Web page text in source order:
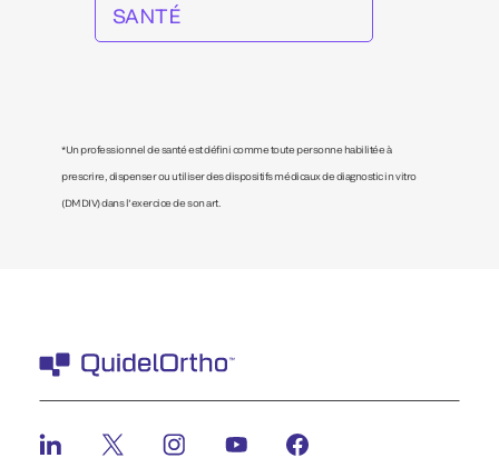
SANTÉ
*Un professionnel de santé est défini comme toute personne habilitée à
prescrire, dispenser ou utiliser des dispositifs médicaux de diagnostic in vitro
(DMDIV) dans l’exercice de son art.